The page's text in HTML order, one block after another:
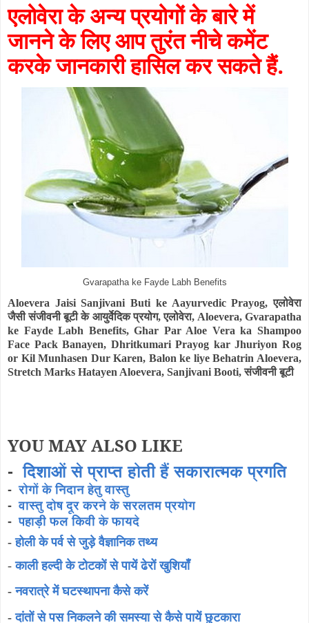
एलोवेरा के अन्य प्रयोगों के बारे में
जानने के लिए आप तुरंत नीचे कमेंट
करके जानकारी हासिल कर सकते हैं.
Gvarapatha ke Fayde Labh Benefits
Aloevera Jaisi Sanjivani Buti ke Aayurvedic Prayog,एलोवेरा
जैसी संजीवनी बूटी के आयुर्वेदिक प्रयोग,एलोवेरा, Aloevera,Gvarapatha
ke Fayde Labh Benefits, Ghar Par Aloe Vera ka Shampoo
Face Pack Banayen, Dhritkumari Prayog kar Jhuriyon Rog
or Kil Munhasen Dur Karen, Balon ke liye Behatrin Aloevera,
Stretch Marks Hatayen Aloevera, Sanjivani Booti, संजीवनी बूटी
YOU MAY ALSO LIKE
-दिशाओं से प्राप्त होती हैं सकारात्मक प्रगति
-रोगों के निदान हेतु वास्तु
-वास्तु दोष दूर करने के सरलतम प्रयोग
-पहाड़ी फल किवी के फायदे
-होली के पर्व से जुड़े वैज्ञानिक तथ्य
- काली हल्दी के टोटकों से पायें ढेरों खुशियाँ
-नवरात्रे में घटस्थापना कैसे करें
-दांतों से पस निकलने की समस्या से कैसे पायें छुटकारा